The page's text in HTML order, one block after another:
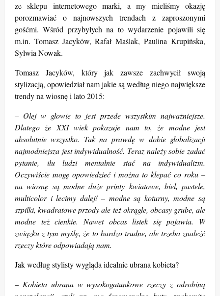
ze sklepu internetowego marki, a my mieliśmy okazję
porozmawiać o najnowszych trendach z zaproszonymi
gośćmi. Wśród przybyłych na to wydarzenie pojawili się
m.in. Tomasz Jacyków, Rafał Maślak, Paulina Krupińska,
Sylwia Nowak.
Tomasz Jacyków, który jak zawsze zachwycił swoją
stylizacją, opowiedział nam jakie są według niego największe
trendy na wiosnę i lato 2015:
– Olej w głowie to jest przede wszystkim najważniejsze.
Dlatego że XXI wiek pokazuje nam to, że modne jest
absolutnie wszystko. Tak na prawdę w dobie globalizacji
najmodniejsza jest indywidualność. Teraz należy sobie zadać
pytanie, ilu ludzi mentalnie stać na indywidualizm.
Oczywiście mogę opowiedzieć i można to klepać co roku –
na wiosnę są modne duże printy kwiatowe, biel, pastele,
multicolor i lecimy dalej! – modne są koturny, modne są
szpilki, kwadratowe przody ale też okrągłe, obcasy grube, ale
modne też cienkie. Nawet obcas listek się pojawia. W
związku z tym myślę, że to bardzo trudne, ale trzeba znaleźć
rzeczy które odpowiadają nam.
Jak według stylisty wygląda idealnie ubrana kobieta?
– Kobieta ubrana w wysokogatunkowe rzeczy z odrobiną